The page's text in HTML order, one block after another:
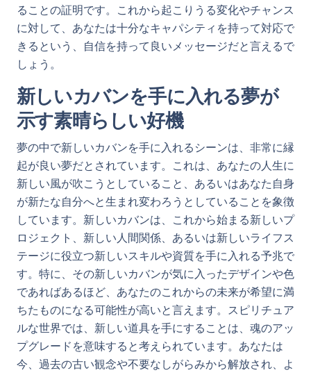
ることの証明です。これから起こりうる変化やチャンス
に対して、あなたは十分なキャパシティを持って対応で
きるという、自信を持って良いメッセージだと言えるで
しょう。
新しいカバンを手に入れる夢が
示す素晴らしい好機
夢の中で新しいカバンを手に入れるシーンは、非常に縁
起が良い夢だとされています。これは、あなたの人生に
新しい風が吹こうとしていること、あるいはあなた自身
が新たな自分へと生まれ変わろうとしていることを象徴
しています。新しいカバンは、これから始まる新しいプ
ロジェクト、新しい人間関係、あるいは新しいライフス
テージに役立つ新しいスキルや資質を手に入れる予兆で
す。特に、その新しいカバンが気に入ったデザインや色
であればあるほど、あなたのこれからの未来が希望に満
ちたものになる可能性が高いと言えます。スピリチュア
ルな世界では、新しい道具を手にすることは、魂のアッ
プグレードを意味すると考えられています。あなたは
今、過去の古い観念や不要なしがらみから解放され、よ